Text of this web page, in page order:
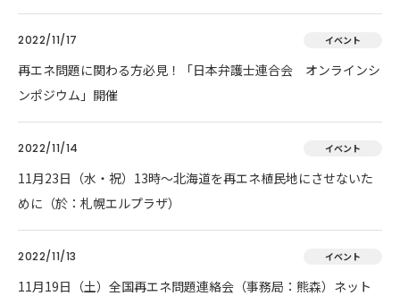
2022/11/17 イベント
再エネ問題に関わる方必見！「日本弁護士連合会 オンラインシ
ンポジウム」開催
2022/11/14 イベント
11月23日（水・祝）13時～北海道を再エネ植民地にさせないた
めに（於：札幌エルプラザ）
2022/11/13 イベント
11月19日（土）全国再エネ問題連絡会（事務局：熊森）ネット